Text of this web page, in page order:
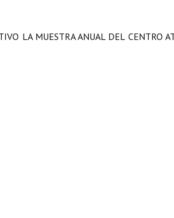
LA MUESTRA ANUAL DEL CENTRO